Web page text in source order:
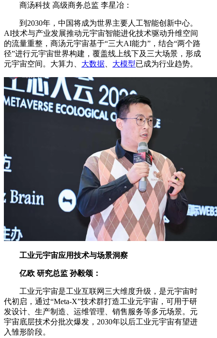
商汤科技 高级商务总监 李星冶：
到2030年，中国将成为世界主要人工智能创新中心。
AI技术与产业发展推动元宇宙智能进化技术驱动升维空间
的流量重整，商汤元宇宙基于“三大AI能力”，结合“两个路
径”进行元宇宙世界构建，覆盖线上线下及三大场景，形成
元宇宙空间。大算力、 大数据 大模型已成为行业趋势。
工业元宇宙应用技术与场景洞察
亿欧 研究总监 孙毅颂：
工业元宇宙是工业互联网三大维度升级，是元宇宙时
代初启，通过“Meta-X”技术群打造工业元宇宙，可用于研
发设计、生产制造、运维管理、销售服务等多元场景。元
宇宙底层技术分批次爆发，2030年以后工业元宇宙有望进
入雏形阶段。